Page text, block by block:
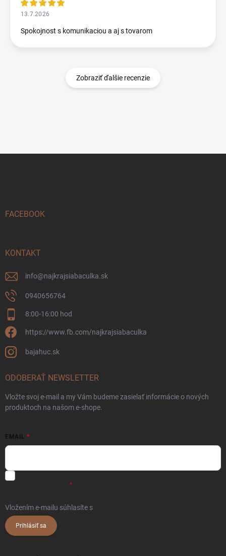
13.7.2026
Spokojnost s komunikaciou a aj s tovarom
Zobraziť ďalšie recenzie
FACEBOOK
KONTAKT
info@najkrajsiabaculka.sk
0940656764
8:00-16:00 hod
https://www.fb.com/najkrajsiabaculka
bajahuc.sk
ODOBERAŤ NEWSLETTER
Vložte svoj e-mail a my Vám budeme zasielať informácie o nových
produktoch na našom e-shope.
EMAIL
Vložením e-mailu súhlasíte s
Prihlásiť sa